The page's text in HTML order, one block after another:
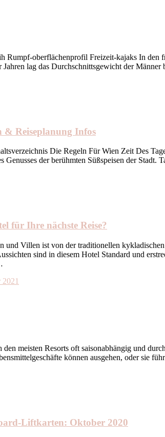
Rumpf-oberflächenprofil Freizeit-kajaks In den
lag das Durchschnittsgewicht der
& Reiseplanung Infos
Die Regeln Für Wien Zeit Des
Genusses der berühmten Süßspeisen der
für Ihre nächste Reise?
und Villen ist von der traditionellen
sind in diesem Hotel Standard und
2021
den meisten Resorts oft saisonabhängig und
können ausgehen, oder sie
Liftkarten: Oktober 2020